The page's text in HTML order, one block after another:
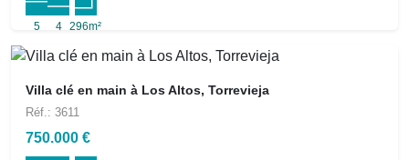
5 4 296m²
Villa clé en main à Los Altos, Torrevieja
Réf.: 3611
750.000 €